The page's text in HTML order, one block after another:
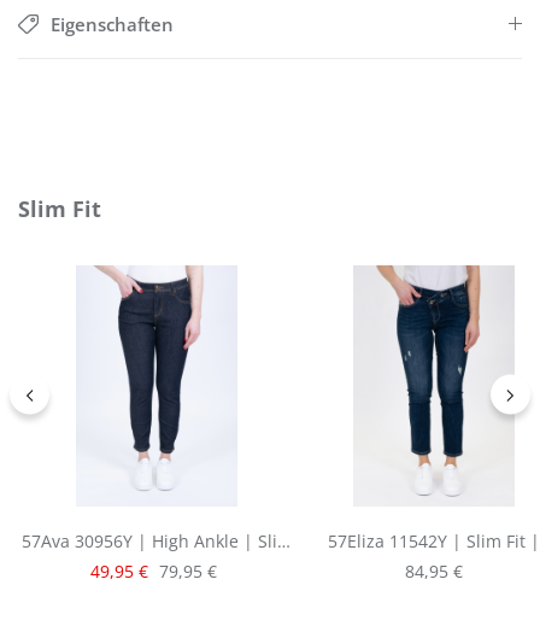
Eigenschaften
Produktgalerie überspringen
Slim Fit
57Ava 30956Y | High Ankle | Slim
Fit | Raw Denim
Verkaufspreis:
49,95 € Regulärer Preis:
79,95 €
57Eliza 11542Y | Slim Fit |
Cropped | Blue
Regulärer Preis:
84,95 €